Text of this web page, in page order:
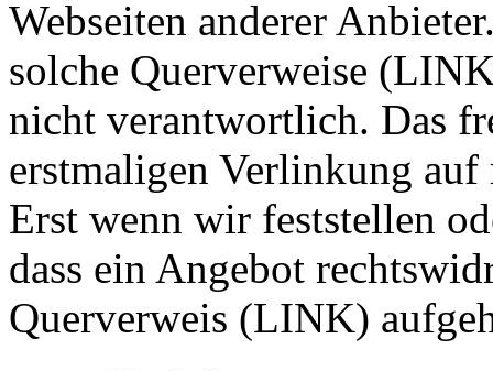
Webseiten anderer
solche Querverweise
nicht verantwortlich. Das
erstmaligen Verlinkung
Erst wenn wir feststellen
dass ein Angebot
Querverweis (LINK)